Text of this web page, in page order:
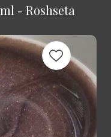
- Roshseta